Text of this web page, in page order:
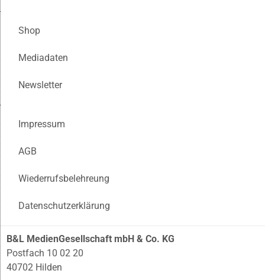
Shop
Mediadaten
Newsletter
Impressum
AGB
Wiederrufsbelehreung
Datenschutzerklärung
B&L MedienGesellschaft mbH & Co. KG
Postfach 10 02 20
40702 Hilden